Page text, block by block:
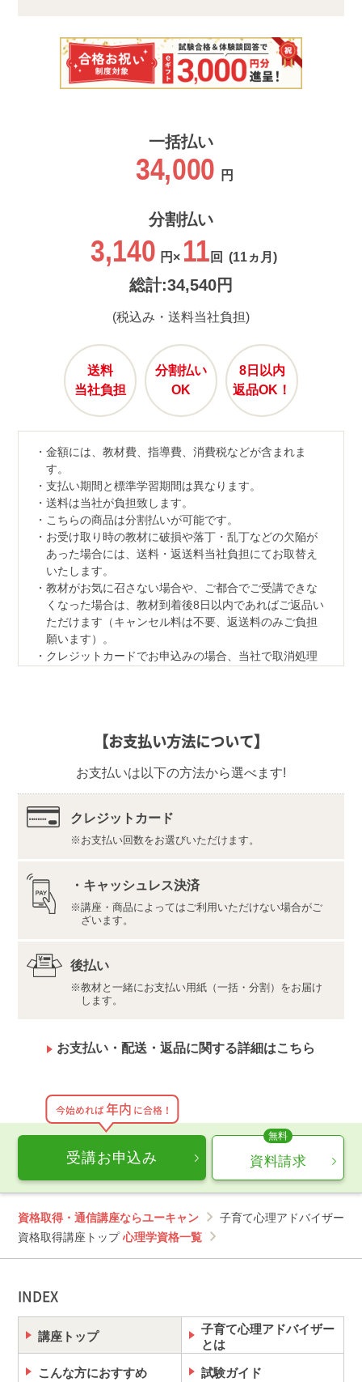
一括払い
34,000 円
分割払い
3,140 円× 11 回 (11ヵ月)
総計:34,540円
(税込み・送料当社負担)
送料
当社負担
分割払い
OK
8日以内
返品OK！
金額には、教材費、指導費、消費税などが含まれま
す。
支払い期間と標準学習期間は異なります。
送料は当社が負担致します。
こちらの商品は分割払いが可能です。
お受け取り時の教材に破損や落丁・乱丁などの欠陥が
あった場合には、送料・返送料当社負担にてお取替え
いたします。
教材がお気に召さない場合や、ご都合でご受講できな
くなった場合は、教材到着後8日以内であればご返品い
ただけます（キャンセル料は不要、返送料のみご負担
願います）。
クレジットカードでお申込みの場合、当社で取消処理
〒350-1111
株式会社ユーキャンロジ
内容・仕様は変更になる場合があります。
当講座で取得できる「子育て心理アドバイザー」は、
一般社団法人 子どもの育ちと学び（以下、認定する社
団法人）により認定されます。従って、当講座を受講
所、お名前などの情報が「子育て心理アドバイザー資
格保有者情報」として認定する社団法人に提供されま
す。あらかじめご了承ください。
認定証は希望者のみ、有料で発行いたします。
【お申込みの前にお読みください】
当講座のカリキュラムは、子育て心理アドバイザーの基
礎知識を身につけるものであり、プロの子育ての心理カ
また、質問回答サービスにおいて、お客様ご自身やご家
ださい。
【デジタル学習サイト推奨環境・利用規約】
最新の内容をこちらよりご確認ください。
推奨環境（https://www.u-can.jp/digitaltool）
推奨環境であっても、確実・完全な動作を保証するも
のではありません。
【お支払い方法について】
お支払いは以下の方法から選べます!
クレジットカード
お支払い回数をお選びいただけます。
・キャッシュレス決済
講座・商品によってはご利用いただけない場合がご
ざいます。
後払い
教材と一緒にお支払い用紙（一括・分割）をお届け
します。
お支払い・配送・返品に関する詳細はこちら
受講お申込み
今始めれば年内 に合格！
資料請求
資格取得・通信講座ならユーキャン
子育て心理アドバイザー
資格取得講座トップ 心理学資格一覧
INDEX
講座トップ
子育て心理アドバイザー
とは
こんな方におすすめ 試験ガイド